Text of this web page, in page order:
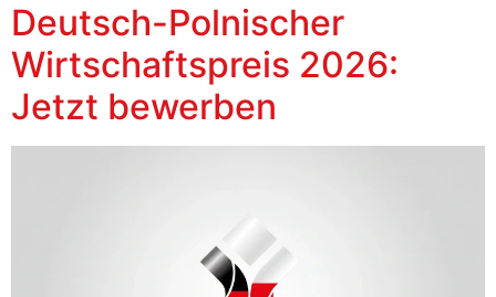
Deutsch-Polnischer
Wirtschaftspreis 2026:
Jetzt bewerben